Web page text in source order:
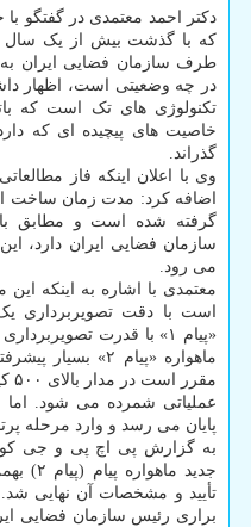
دکتر احمد معتمدی در گفتگو
طرف سازمان فضایی ایران به
تکنولوژی های تک است که
خاصیت های پیچیده ای که
گذراند.
وی با اعلان اینکه فاز
گرفته شده است و مطابق با
سازمان فضایی ایران دارد،
می رود.
معتمدی با اشاره به اینکه
است با دقت تصویربرداری
عملیاتی شمرده می شود. اما
پایان می رسد و وارد مرحله
به گزارش پی اچ پی و جی
تأیید و مشخصات آن نهایی
براری رئیس سازمان فضایی